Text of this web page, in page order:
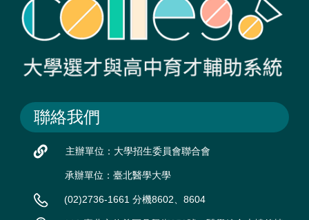
聯絡我們
主辦單位：大學招生委員會聯合會
承辦單位：臺北醫學大學
(02)2736-1661 分機8602、8604